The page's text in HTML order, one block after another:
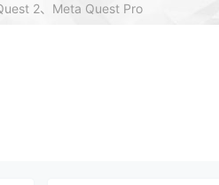
2、Meta Quest Pro